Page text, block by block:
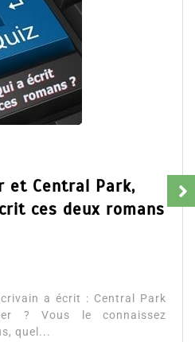
et Central Park,
ces deux romans
a écrit : Central Park
? Vous le connaissez
quel...